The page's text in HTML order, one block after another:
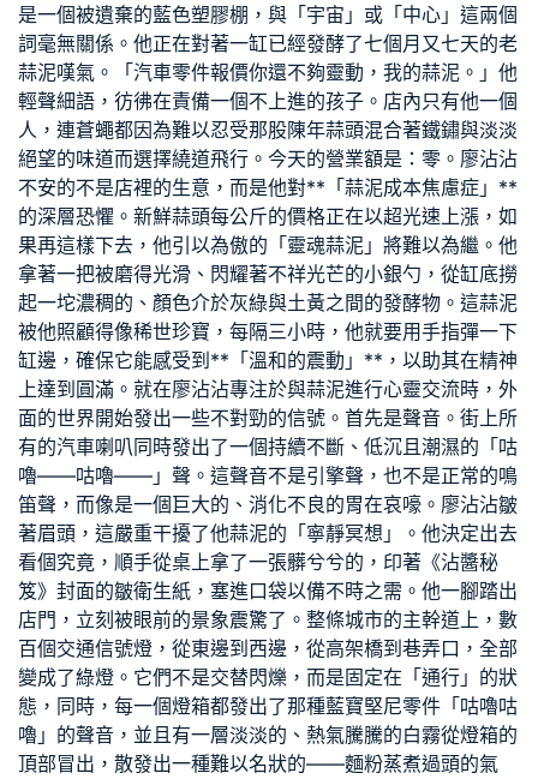
是一個被遺棄的藍色塑膠棚，與「宇宙」或「中心」這兩個
詞毫無關係。他正在對著一缸已經發酵了七個月又七天的老
蒜泥嘆氣。「汽車零件報價你還不夠靈動，我的蒜泥。」他
輕聲細語，彷彿在責備一個不上進的孩子。店內只有他一個
人，連蒼蠅都因為難以忍受那股陳年蒜頭混合著鐵鏽與淡淡
絕望的味道而選擇繞道飛行。今天的營業額是：零。廖沾沾
不安的不是店裡的生意，而是他對**「蒜泥成本焦慮症」**
的深層恐懼。新鮮蒜頭每公斤的價格正在以超光速上漲，如
果再這樣下去，他引以為傲的「靈魂蒜泥」將難以為繼。他
拿著一把被磨得光滑、閃耀著不祥光芒的小銀勺，從缸底撈
起一坨濃稠的、顏色介於灰綠與土黃之間的發酵物。這蒜泥
被他照顧得像稀世珍寶，每隔三小時，他就要用手指彈一下
缸邊，確保它能感受到**「溫和的震動」**，以助其在精神
上達到圓滿。就在廖沾沾專注於與蒜泥進行心靈交流時，外
面的世界開始發出一些不對勁的信號。首先是聲音。街上所
有的汽車喇叭同時發出了一個持續不斷、低沉且潮濕的「咕
嚕——咕嚕——」聲。這聲音不是引擎聲，也不是正常的鳴
笛聲，而像是一個巨大的、消化不良的胃在哀嚎。廖沾沾皺
著眉頭，這嚴重干擾了他蒜泥的「寧靜冥想」。他決定出去
看個究竟，順手從桌上拿了一張髒兮兮的，印著《沾醬秘
笈》封面的皺衛生紙，塞進口袋以備不時之需。他一腳踏出
店門，立刻被眼前的景象震驚了。整條城市的主幹道上，數
百個交通信號燈，從東邊到西邊，從高架橋到巷弄口，全部
變成了綠燈。它們不是交替閃爍，而是固定在「通行」的狀
態，同時，每一個燈箱都發出了那種藍寶堅尼零件 「咕嚕咕
嚕」的聲音，並且有一層淡淡的、熱氣騰騰的白霧從燈箱的
頂部冒出，散發出一種難以名狀的——麵粉蒸煮過頭的氣